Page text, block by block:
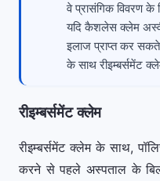
वे प्रासंगिक विवरण
यदि कैशलेस क्लेम
इलाज प्राप्त कर
के साथ रीइम्बर्समेंट
रीइम्बर्समेंट क्लेम
रीइम्बर्समेंट क्लेम के साथ,
करने से पहले अस्पताल के